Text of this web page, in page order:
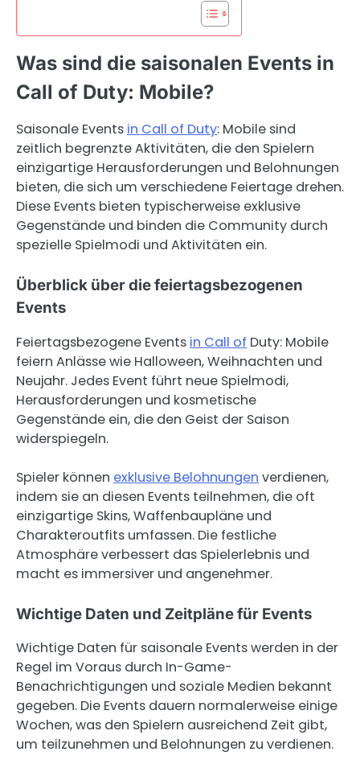
Was sind die saisonalen Events in
Call of Duty: Mobile?
Saisonale Events in Call of Duty: Mobile sind
zeitlich begrenzte Aktivitäten, die den Spielern
einzigartige Herausforderungen und Belohnungen
bieten, die sich um verschiedene Feiertage drehen.
Diese Events bieten typischerweise exklusive
Gegenstände und binden die Community durch
spezielle Spielmodi und Aktivitäten ein.
Überblick über die feiertagsbezogenen
Events
Feiertagsbezogene Events in Call of Duty: Mobile
feiern Anlässe wie Halloween, Weihnachten und
Neujahr. Jedes Event führt neue Spielmodi,
Herausforderungen und kosmetische
Gegenstände ein, die den Geist der Saison
widerspiegeln.
Spieler können exklusive Belohnungen verdienen,
indem sie an diesen Events teilnehmen, die oft
einzigartige Skins, Waffenbaupläne und
Charakteroutfits umfassen. Die festliche
Atmosphäre verbessert das Spielerlebnis und
macht es immersiver und angenehmer.
Wichtige Daten und Zeitpläne für Events
Wichtige Daten für saisonale Events werden in der
Regel im Voraus durch In-Game-
Benachrichtigungen und soziale Medien bekannt
gegeben. Die Events dauern normalerweise einige
Wochen, was den Spielern ausreichend Zeit gibt,
um teilzunehmen und Belohnungen zu verdienen.